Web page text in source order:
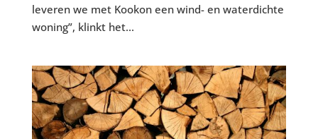
leveren we met Kookon een wind- en waterdichte
woning”, klinkt het...